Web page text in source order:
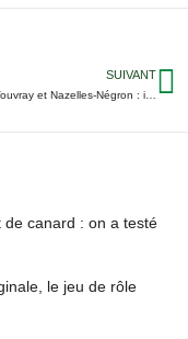
SUIVANT
Amboise, Vouvray et Nazelles-Négron : il est temps de parler du risque d’inondations
de canard : on a testé
le jeu de rôle